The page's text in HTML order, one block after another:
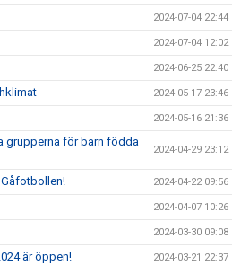
2024-07-04 22:44
2024-07-04 12:02
2024-06-25 22:40
2024-05-17 23:46
2024-05-16 21:36
grupperna för barn födda
2024-04-29 23:12
2024-04-22 09:56
2024-04-07 10:26
2024-03-30 09:08
är öppen! 2024-03-21 22:37